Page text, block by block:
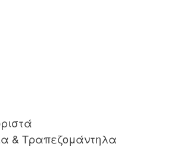
& Τραπεζομάντηλα